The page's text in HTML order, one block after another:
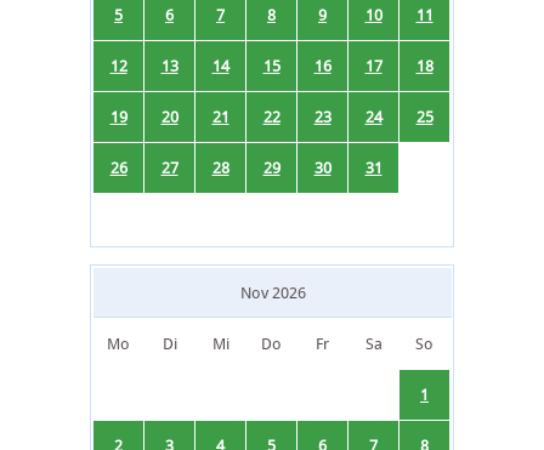
5 6 7 8 9 10 11
12 13 14 15 16 17 18
19 20 21 22 23 24 25
26 27 28 29 30 31
Nov 2026
Mo Di Mi Do Fr Sa So
1
2 3 4 5 6 7 8